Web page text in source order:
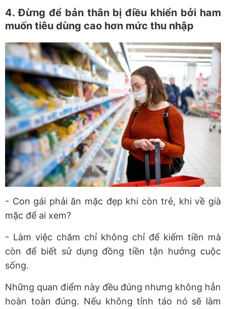
4. Đừng để bản thân bị điều khiển bởi ham
muốn tiêu dùng cao hơn mức thu nhập
- Con gái phải ăn mặc đẹp khi còn trẻ, khi về già
mặc để ai xem?
- Làm việc chăm chỉ không chỉ để kiếm tiền mà
còn để biết sử dụng đồng tiền tận hưởng cuộc
sống.
Những quan điểm này đều đúng nhưng không hẳn
hoàn toàn đúng. Nếu không tỉnh táo nó sẽ làm